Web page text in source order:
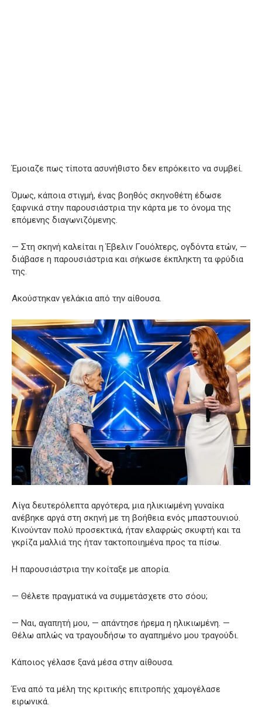
Έμοιαζε πως τίποτα ασυνήθιστο δεν επρόκειτο να συμβεί.
Όμως, κάποια στιγμή, ένας βοηθός σκηνοθέτη έδωσε
ξαφνικά στην παρουσιάστρια την κάρτα με το όνομα της
επόμενης διαγωνιζόμενης.
— Στη σκηνή καλείται η Έβελιν Γουόλτερς, ογδόντα ετών, —
διάβασε η παρουσιάστρια και σήκωσε έκπληκτη τα φρύδια
της.
Ακούστηκαν γελάκια από την αίθουσα.
Λίγα δευτερόλεπτα αργότερα, μια ηλικιωμένη γυναίκα
ανέβηκε αργά στη σκηνή με τη βοήθεια ενός μπαστουνιού.
Κινούνταν πολύ προσεκτικά, ήταν ελαφρώς σκυφτή και τα
γκρίζα μαλλιά της ήταν τακτοποιημένα προς τα πίσω.
Η παρουσιάστρια την κοίταξε με απορία.
— Θέλετε πραγματικά να συμμετάσχετε στο σόου;
— Ναι, αγαπητή μου, — απάντησε ήρεμα η ηλικιωμένη. —
Θέλω απλώς να τραγουδήσω το αγαπημένο μου τραγούδι.
Κάποιος γέλασε ξανά μέσα στην αίθουσα.
Ένα από τα μέλη της κριτικής επιτροπής χαμογέλασε
ειρωνικά.